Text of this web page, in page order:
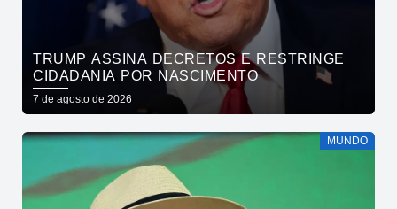
TRUMP ASSINA DECRETOS E RESTRINGE
CIDADANIA POR NASCIMENTO
7 de agosto de 2026
MUNDO